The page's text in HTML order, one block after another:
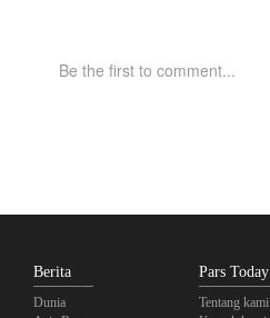
Berita
Dunia
Pars Today
Tentang kami